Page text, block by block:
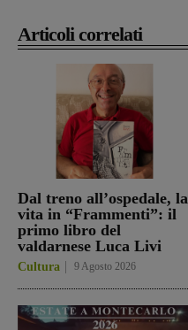
Articoli correlati
Dal treno all’ospedale, la
vita in “Frammenti”: il
primo libro del
valdarnese Luca Livi
Cultura 9 Agosto 2026